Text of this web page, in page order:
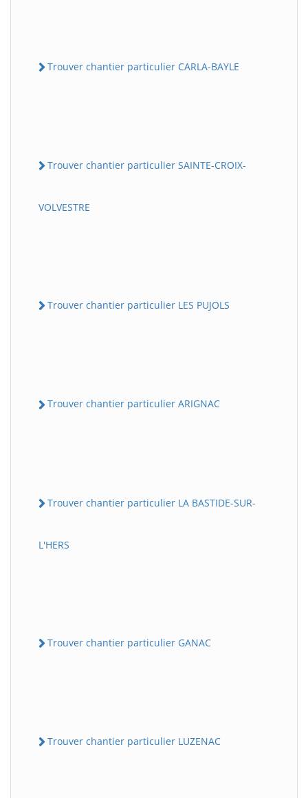
Trouver chantier particulier CARLA-BAYLE
Trouver chantier particulier SAINTE-CROIX-
VOLVESTRE
Trouver chantier particulier LES PUJOLS
Trouver chantier particulier ARIGNAC
Trouver chantier particulier LA BASTIDE-SUR-
L'HERS
Trouver chantier particulier GANAC
Trouver chantier particulier LUZENAC